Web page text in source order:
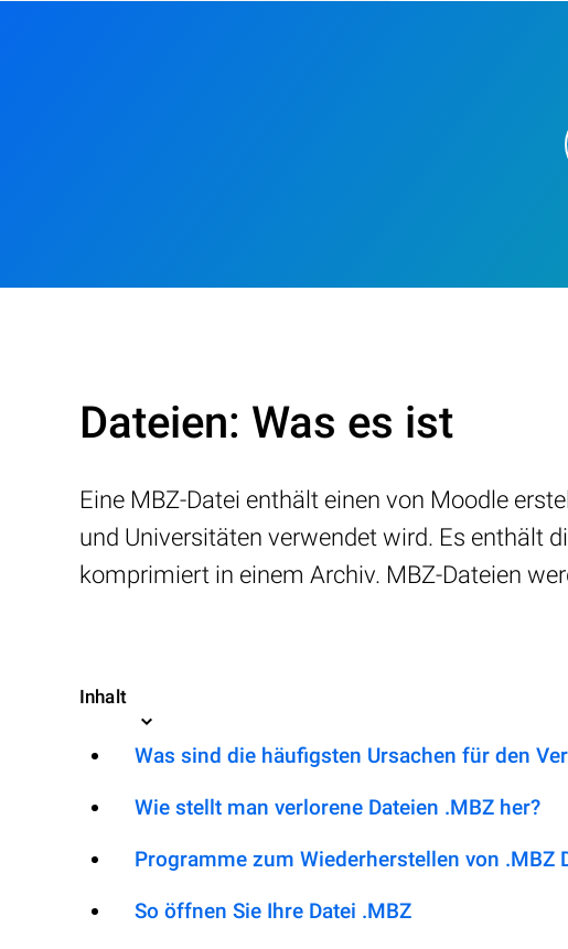
Dateien: Was es ist
Eine MBZ-Datei enthält einen von Moodle
und Universitäten verwendet wird. Es enthält
komprimiert in einem Archiv. MBZ-Dateien
Inhalt
Was sind die häufigsten Ursachen für den
Wie stellt man verlorene Dateien .MBZ her?
Programme zum Wiederherstellen von .MBZ
So öffnen Sie Ihre Datei .MBZ